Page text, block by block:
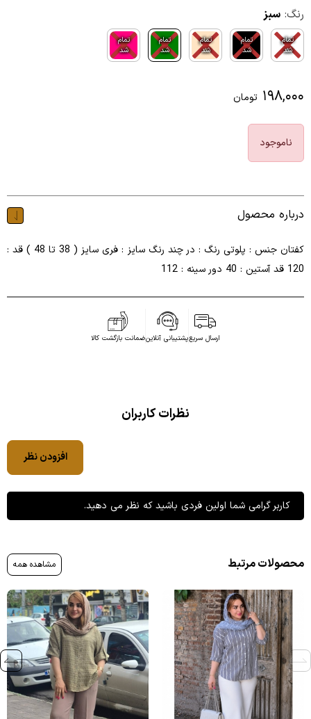
رنگ: سبز
تمام
شد
تمام
شد
تمام
شد
تمام
شد
تمام
شد
۱۹۸,۰۰۰ تومان
ناموجود
درباره محصول
کفتان جنس : پلوتی رنگ : در چند رنگ سایز : فری سایز ( 38 تا 48 ) قد :
120 قد آستین : 40 دور سینه : 112
ارسال سریعپشتیبانی آنلاینضمانت بازگشت کالا
نظرات کاربران
افزودن نظر
کاربر گرامی شما اولین فردی باشید که نظر می دهید.
محصولات مرتبط مشاهده همه